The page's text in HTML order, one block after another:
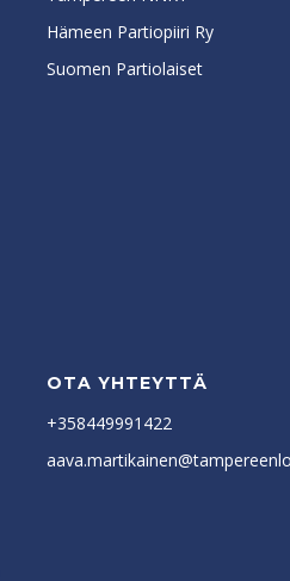
Hämeen Partiopiiri Ry
Suomen Partiolaiset
OTA YHTEYTTÄ
+358449991422